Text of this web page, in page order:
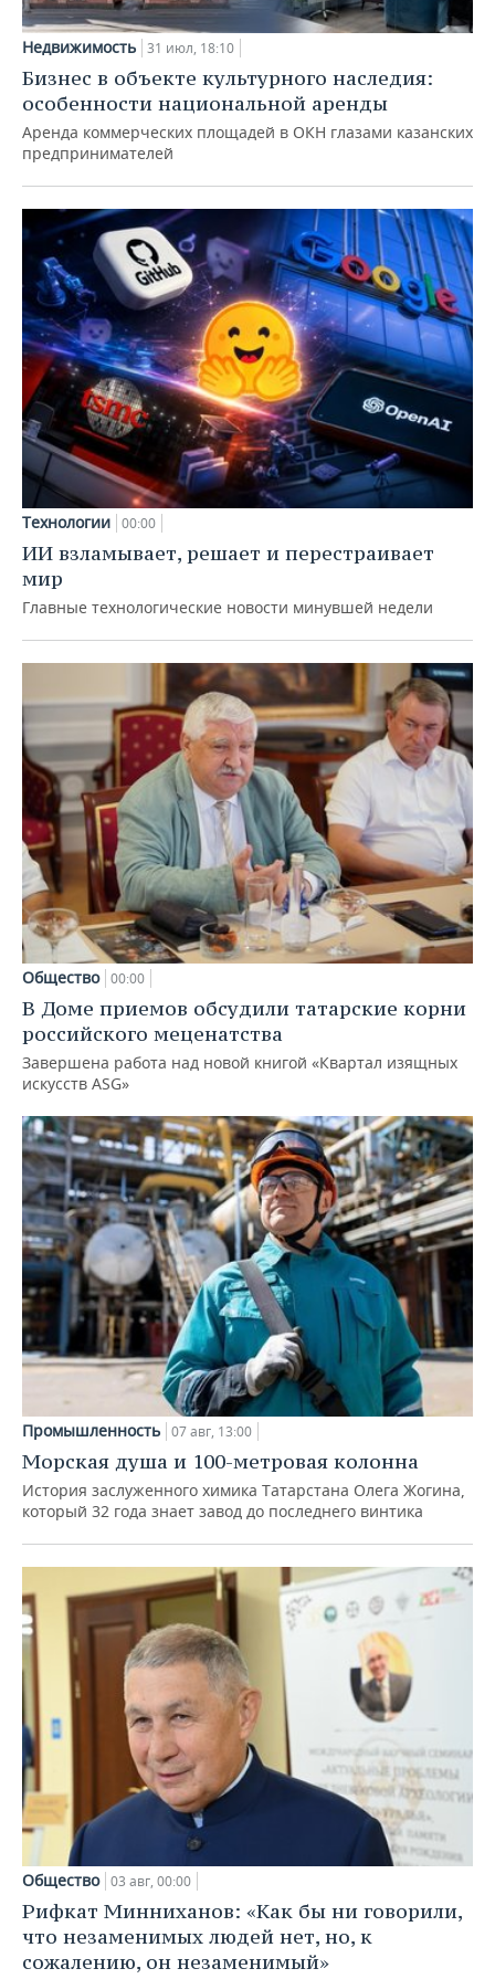
Недвижимость 31 июл, 18:10
Бизнес в объекте культурного наследия:
особенности национальной аренды
Аренда коммерческих площадей в ОКН глазами казанских
предпринимателей
Технологии 00:00
ИИ взламывает, решает и перестраивает
мир
Главные технологические новости минувшей недели
Общество 00:00
В Доме приемов обсудили татарские корни
российского меценатства
Завершена работа над новой книгой «Квартал изящных
искусств ASG»
Промышленность 07 авг, 13:00
Морская душа и 100-метровая колонна
История заслуженного химика Татарстана Олега Жогина,
который 32 года знает завод до последнего винтика
Общество 03 авг, 00:00
Рифкат Минниханов: «Как бы ни говорили,
что незаменимых людей нет, но, к
сожалению, он незаменимый»